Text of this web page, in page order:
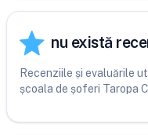
nu există
Recenziile și evaluările
școala de șoferi Taropa